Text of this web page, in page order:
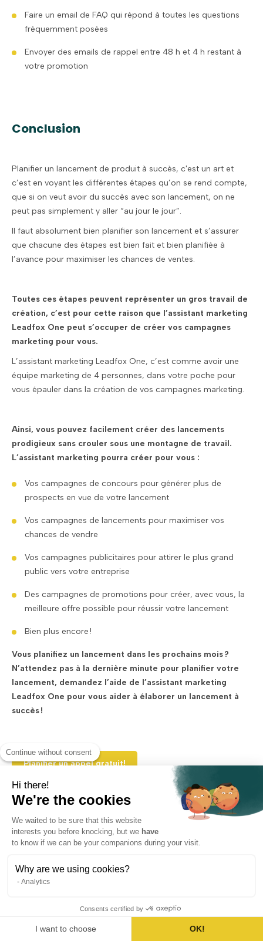
Faire un email de FAQ qui répond à toutes les questions
fréquemment posées
Envoyer des emails de rappel entre 48 h et 4 h restant à
votre promotion
Conclusion
Planifier un lancement de produit à succès, c'est un art et
c’est en voyant les différentes étapes qu’on se rend compte,
que si on veut avoir du succès avec son lancement, on ne
peut pas simplement y aller “au jour le jour”.
Il faut absolument bien planifier son lancement et s’assurer
que chacune des étapes est bien fait et bien planifiée à
l’avance pour maximiser les chances de ventes.
Toutes ces étapes peuvent représenter un gros travail de
création, c’est pour cette raison que l’assistant marketing
Leadfox One peut s’occuper de créer vos campagnes
marketing pour vous.
L’assistant marketing Leadfox One, c’est comme avoir une
équipe marketing de 4 personnes, dans votre poche pour
vous épauler dans la création de vos campagnes marketing.
Ainsi, vous pouvez facilement créer des lancements
prodigieux sans crouler sous une montagne de travail.
L’assistant marketing pourra créer pour vous :
Vos campagnes de concours pour générer plus de
prospects en vue de votre lancement
Vos campagnes de lancements pour maximiser vos
chances de vendre
Vos campagnes publicitaires pour attirer le plus grand
public vers votre entreprise
Des campagnes de promotions pour créer, avec vous, la
meilleure offre possible pour réussir votre lancement
Bien plus encore !
Vous planifiez un lancement dans les prochains mois ?
N’attendez pas à la dernière minute pour planifier votre
lancement, demandez l’aide de l’assistant marketing
Leadfox One pour vous aider à élaborer un lancement à
succès !
Planifier un appel gratuit!
Continue without consent
Hi there!
We're the cookies
We waited to be sure that this website
interests you before knocking, but we have
to know if we can be your companions during your visit.
Why are we using cookies?
Analytics
Consents certified by
I want to choose OK!